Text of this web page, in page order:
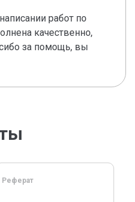
работ по
качественно,
за помощь, вы
Реферат